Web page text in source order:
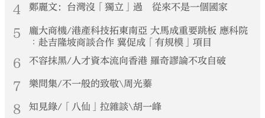
4 鄭麗文：台灣沒「獨立」過 從來不是一個國家
5
龐大商機/港產科技拓東南亞 大馬成重要跳板 應科院
︰赴吉隆坡商談合作 冀促成「有規模」項目
6 不容抹黑/人才資本流向香港 羅奇謬論不攻自破
7 樂問集/不一般的致敬\周光蓁
8 知見錄/「八仙」拉雜談\胡一峰